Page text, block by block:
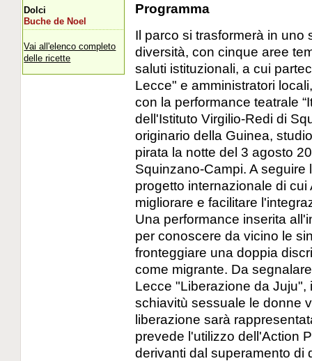
Programma
Il parco si trasformerà in uno
diversità, con cinque aree
saluti istituzionali, a cui
Lecce" e amministratori
con la performance teatrale
dell'Istituto Virgilio-Redi di
originario della Guinea,
pirata la notte del 3 agosto
Squinzano-Campi. A
progetto internazionale di
migliorare e facilitare
Una performance inserita
per conoscere da vicino le
fronteggiare una doppia
come migrante. Da
Lecce "Liberazione da
schiavitù sessuale le donne
liberazione sarà
prevede l'utilizzo dell'Action
derivanti dal superamento di
Dolci
Buche de Noel
Vai all'elenco completo
delle ricette